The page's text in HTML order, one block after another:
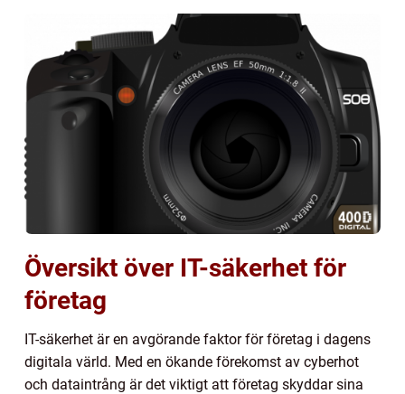
Översikt över IT-säkerhet för
företag
IT-säkerhet är en avgörande faktor för företag i dagens
digitala värld. Med en ökande förekomst av cyberhot
och dataintrång är det viktigt att företag skyddar sina